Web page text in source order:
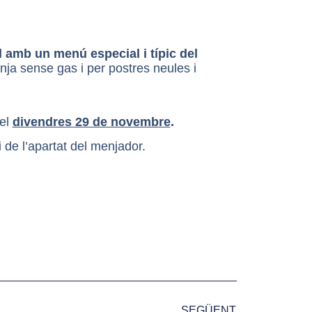
un menú especial i típic del
sense gas i per postres neules i
divendres 29 de novembre.
l’apartat del menjador.